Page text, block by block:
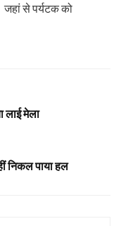
से पर्यटक को
लाई मेला
निकल पाया हल